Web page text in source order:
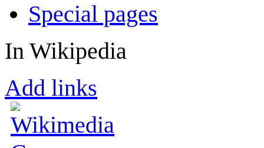
Special pages
In Wikipedia
Add links